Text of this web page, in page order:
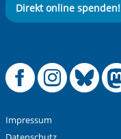
Anti-
Alle Informationen
Direkt online spenden!
Impressum